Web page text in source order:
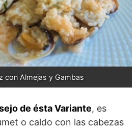
con Almejas y Gambas
de ésta Variante, es
o caldo con las cabezas